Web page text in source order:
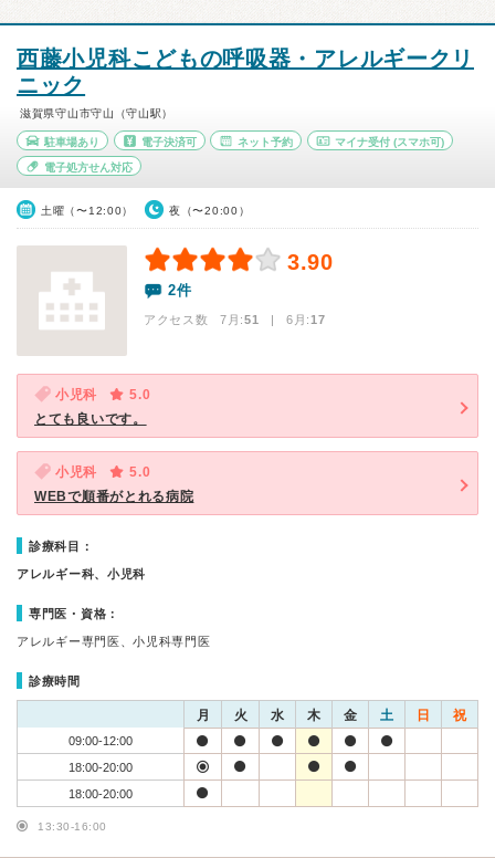
西藤小児科こどもの呼吸器・アレルギークリ
ニック
滋賀県守山市守山（守山駅）
駐車場あり 電子決済可 ネット予約 マイナ受付 (スマホ可)
電子処方せん対応
土曜（〜12:00） 夜（〜20:00）
3.90
2件
アクセス数 7月:51 | 6月:17
小児科
5.0
とても良いです。
小児科
5.0
WEBで順番がとれる病院
診療科目：
アレルギー科、小児科
専門医・資格：
アレルギー専門医、小児科専門医
診療時間
月 火 水 木 金 土 日 祝
09:00-12:00
18:00-20:00
18:00-20:00
13:30-16:00